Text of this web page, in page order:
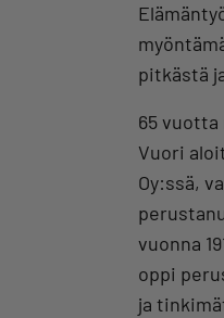
pitkästä
65
Vuori
Oy:ssä,
vuonna
oppi
ja